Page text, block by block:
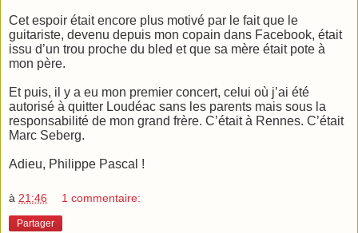
Cet espoir était encore plus motivé par le fait que le
guitariste, devenu depuis mon copain dans Facebook, était
issu d’un trou proche du bled et que sa mère était pote à
mon père.
Et puis, il y a eu mon premier concert, celui où j’ai été
autorisé à quitter Loudéac sans les parents mais sous la
responsabilité de mon grand frère. C’était à Rennes. C’était
Marc Seberg.
Adieu, Philippe Pascal !
à 21:46 1 commentaire:
Partager